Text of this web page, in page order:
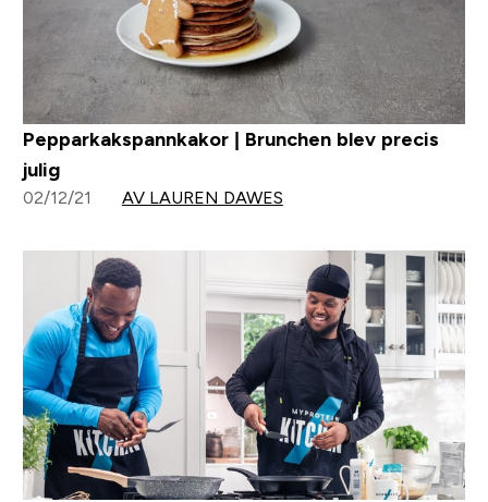
Pepparkakspannkakor | Brunchen blev precis
julig
02/12/21 AV LAUREN DAWES